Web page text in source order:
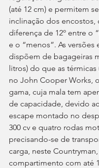
(até 12 cm) e permitem
inclinação dos encostos,
diferença de 12º entre o
e o “menos”. As versões
dispõem de bagageiras
litros) do que as térmicas
no John Cooper Works,
gama, cuja mala tem
de capacidade, devido
escape montado no
300 cv e quatro rodas
precisando-se de
carga, neste Countryman,
compartimento com até